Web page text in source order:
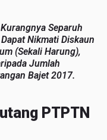
Separuh
Nikmati Diskaun
(sekali Harung),
Jumlah
Bajet 2017.
PTPTN